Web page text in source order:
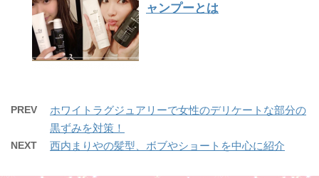
ャンプーとは
PREV
ホワイトラグジュアリーで女性のデリケートな部分の
黒ずみを対策！
NEXT 西内まりやの髪型、ボブやショートを中心に紹介